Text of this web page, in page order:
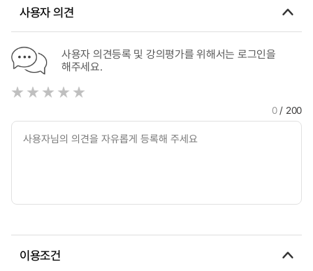
사용자 의견
사용자 의견등록 및 강의평가를 위해서는 로그인을
해주세요.
0/ 200
이용조건